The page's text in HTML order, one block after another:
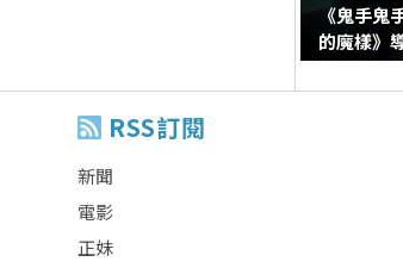
《鬼手鬼
的魔樣》
RSS訂閱
新聞
電影
正妹